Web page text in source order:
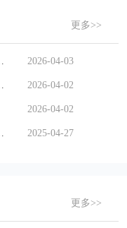
更多>>
2026-04-03
2026-04-02
2026-04-02
2025-04-27
更多>>